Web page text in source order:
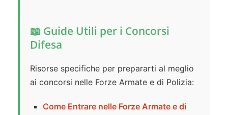
📖 Guide Utili per i Concorsi
Difesa
Risorse specifiche per prepararti al meglio
ai concorsi nelle Forze Armate e di Polizia:
Come Entrare nelle Forze Armate e di